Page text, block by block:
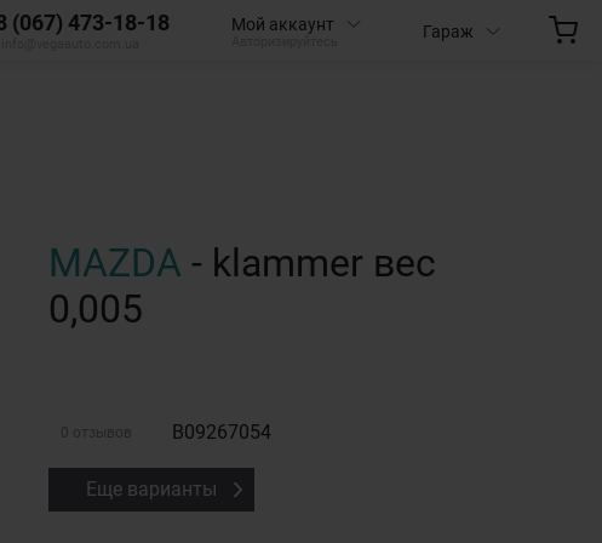
(067) 473-18-18 Мой аккаунт Гараж
MAZDA - klammer вес
0,005
0 отзывов B09267054
Еще варианты